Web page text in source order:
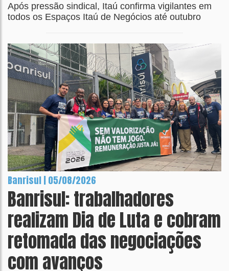
Após pressão sindical, Itaú confirma vigilantes em
todos os Espaços Itaú de Negócios até outubro
Banrisul | 05/08/2026
Banrisul: trabalhadores
realizam Dia de Luta e cobram
retomada das negociações
com avanços